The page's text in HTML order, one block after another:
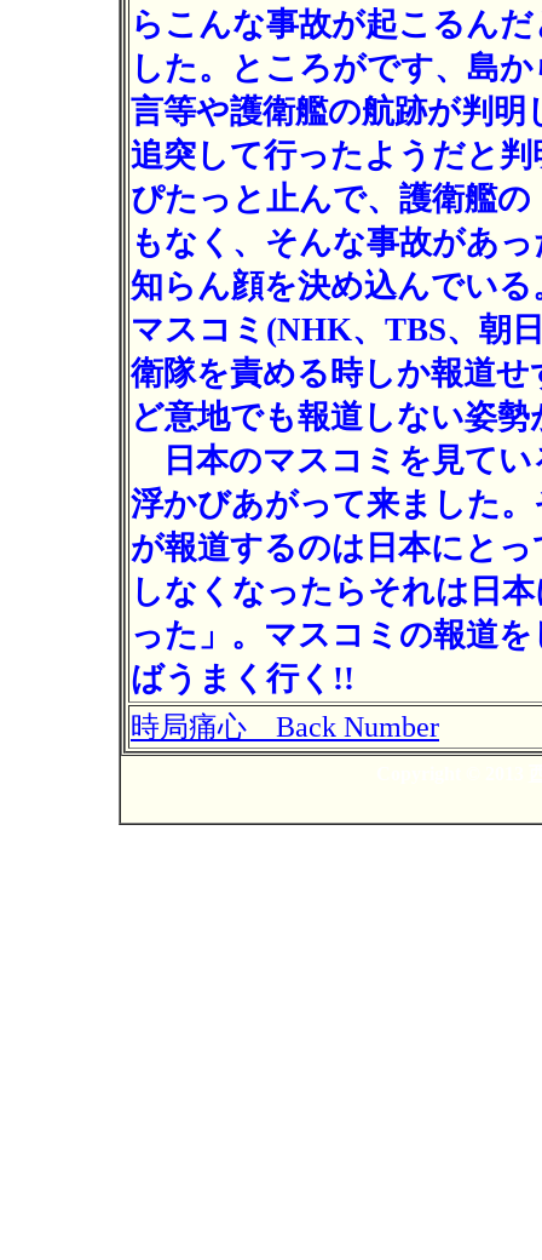
らこんな事故が起こるん
した。ところがです、島
言等や護衛艦の航跡が判明
追突して行ったようだと
ぴたっと止んで、護衛艦
もなく、そんな事故があ
知らん顔を決め込んでいる
マスコミ(NHK、TBS、朝
衛隊を責める時しか報道
ど意地でも報道しない姿
日本のマスコミを見てい
浮かびあがって来ました
が報道するのは日本にと
しなくなったらそれは日
った」。マスコミの報道
ばうまく行く!!
時局痛心 Back Number